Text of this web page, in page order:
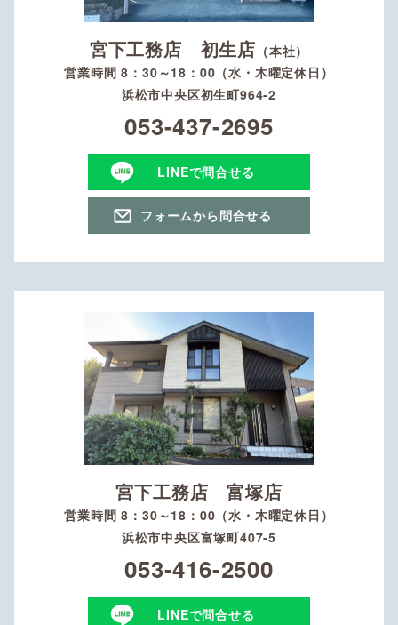
宮下工務店 初生店 （本社）
営業時間 8：30～18：00（水・木曜定休日）
浜松市中央区初生町964-2
053-437-2695
LINEで問合せる
フォームから問合せる
宮下工務店 富塚店
営業時間 8：30～18：00（水・木曜定休日）
浜松市中央区富塚町407-5
053-416-2500
LINEで問合せる